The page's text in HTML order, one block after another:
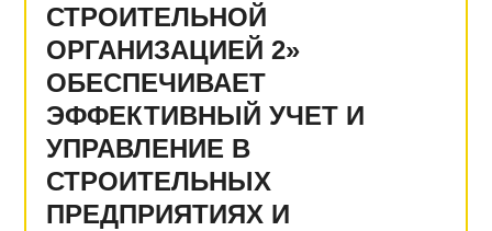
СТРОИТЕЛЬНОЙ
ОРГАНИЗАЦИЕЙ 2»
ОБЕСПЕЧИВАЕТ
ЭФФЕКТИВНЫЙ УЧЕТ И
УПРАВЛЕНИЕ В
СТРОИТЕЛЬНЫХ
ПРЕДПРИЯТИЯХ И